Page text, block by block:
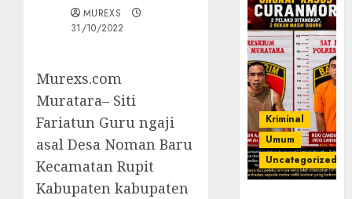
MUREXS
31/10/2022
Murexs.com
Muratara– Siti
Fariatun Guru ngaji
asal Desa Noman Baru
Kecamatan Rupit
Kabupaten kabupaten
Kriminal
Umum
Uncategorized